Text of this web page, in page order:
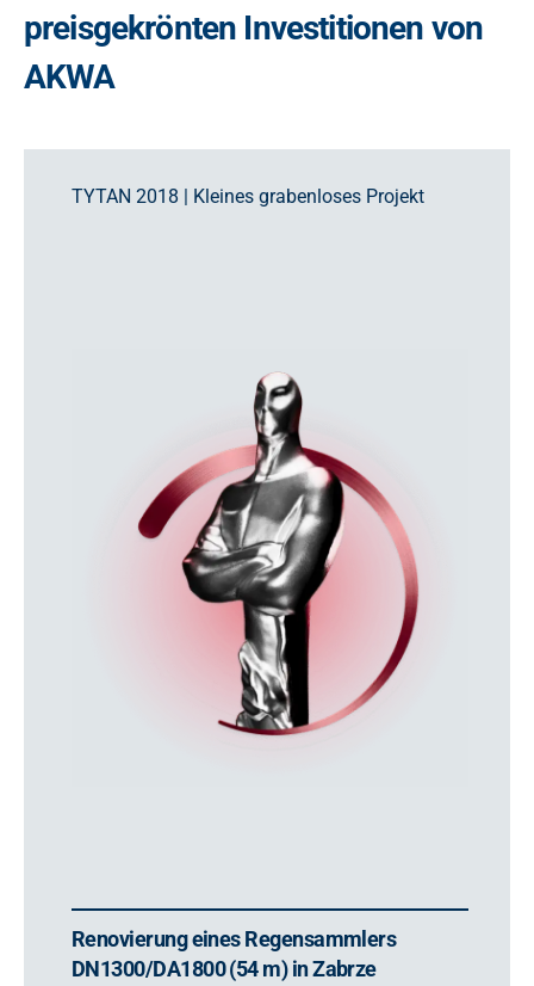
preisgekrönten Investitionen von
AKWA
TYTAN 2018 | Kleines grabenloses Projekt
Renovierung eines Regensammlers
DN1300/DA1800 (54 m) in Zabrze